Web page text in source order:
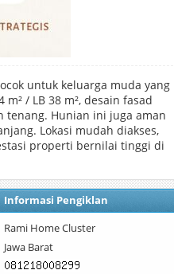
untuk keluarga muda yang
/ LB 38 m², desain fasad
tenang. Hunian ini juga aman
Lokasi mudah diakses,
properti bernilai tinggi di
Informasi Pengiklan
Rami Home Cluster
Jawa Barat